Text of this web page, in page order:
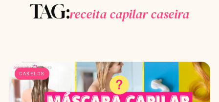
TAG:receita capilar caseira
CABELOS